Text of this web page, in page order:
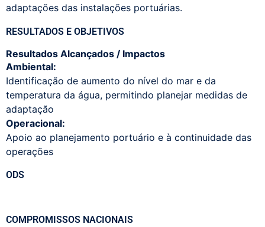
adaptações das instalações portuárias.
RESULTADOS E OBJETIVOS
Resultados Alcançados / Impactos
Ambiental:
Identificação de aumento do nível do mar e da
temperatura da água, permitindo planejar medidas de
adaptação
Operacional:
Apoio ao planejamento portuário e à continuidade das
operações
ODS
COMPROMISSOS NACIONAIS